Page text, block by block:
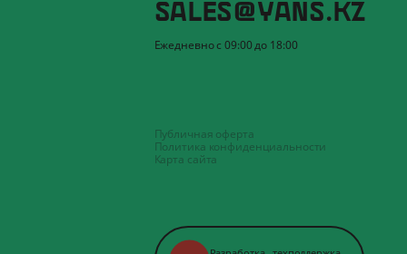
SALES@YANS.KZ
Ежедневно с 09:00 до 18:00
Публичная оферта
Политика конфиденциальности
Карта сайта